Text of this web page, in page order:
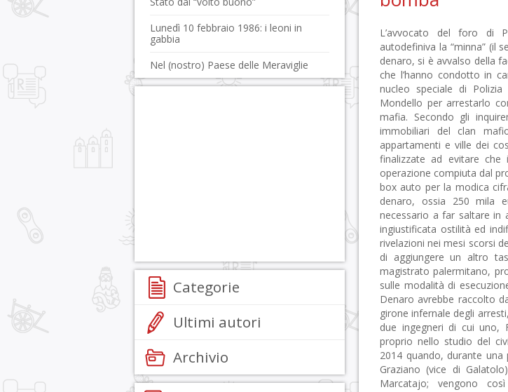
L’avvocato del foro di
autodefiniva la “minna” (il
denaro, si è avvalso della
che l’hanno condotto in
nucleo speciale di
Mondello per arrestarlo
mafia. Secondo gli
immobiliari del clan
appartamenti e ville dei
finalizzate ad evitare che
operazione compiuta dal
box auto per la modica
denaro, ossia 250 mila
necessario a far saltare in
ingiustificata ostilità ed
rivelazioni nei mesi scorsi
di aggiungere un altro
magistrato palermitano,
sulle modalità di
Denaro avrebbe raccolto
girone infernale degli
due ingegneri di cui uno,
proprio nello studio del
2014 quando, durante una
Graziano (vice di
Marcatajo; vengono
Lunedì 10 febbraio 1986: i leoni in
gabbia
Nel (nostro) Paese delle Meraviglie
Categorie
Ultimi autori
Archivio